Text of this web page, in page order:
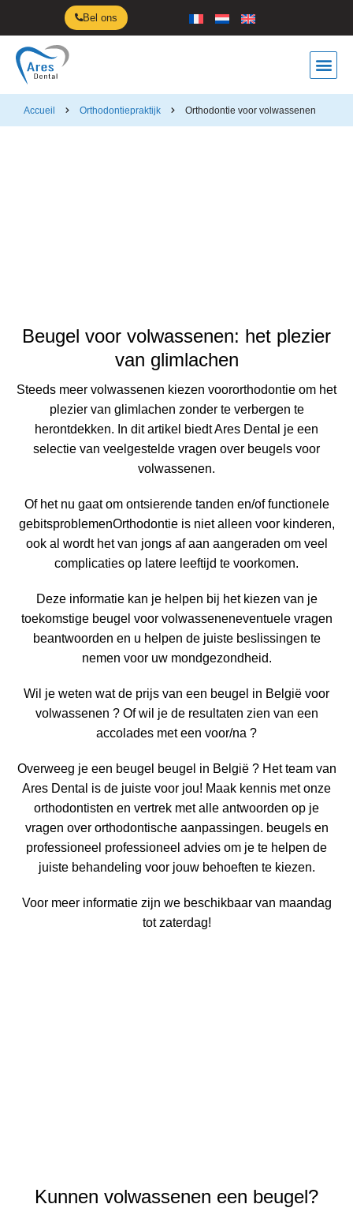
Bel ons
Accueil Orthodontiepraktijk Orthodontie voor volwassenen
Beugel voor volwassenen: het plezier
van glimlachen
Steeds meer volwassenen kiezen voororthodontie om het
plezier van glimlachen zonder te verbergen te
herontdekken. In dit artikel biedt Ares Dental je een
selectie van veelgestelde vragen over beugels voor
volwassenen.
Of het nu gaat om ontsierende tanden en/of functionele
gebitsproblemenOrthodontie is niet alleen voor kinderen,
ook al wordt het van jongs af aan aangeraden om veel
complicaties op latere leeftijd te voorkomen.
Deze informatie kan je helpen bij het kiezen van je
toekomstige beugel voor volwasseneneventuele vragen
beantwoorden en u helpen de juiste beslissingen te
nemen voor uw mondgezondheid.
Wil je weten wat de prijs van een beugel in België voor
volwassenen ? Of wil je de resultaten zien van een
accolades met een voor/na ?
Overweeg je een beugel beugel in België? Het team van
Ares Dental is de juiste voor jou! Maak kennis met onze
orthodontisten en vertrek met alle antwoorden op je
vragen over orthodontische aanpassingen. beugels en
professioneel professioneel advies om je te helpen de
juiste behandeling voor jouw behoeften te kiezen.
Voor meer informatie zijn we beschikbaar van maandag
tot zaterdag!
Kunnen volwassenen een beugel?